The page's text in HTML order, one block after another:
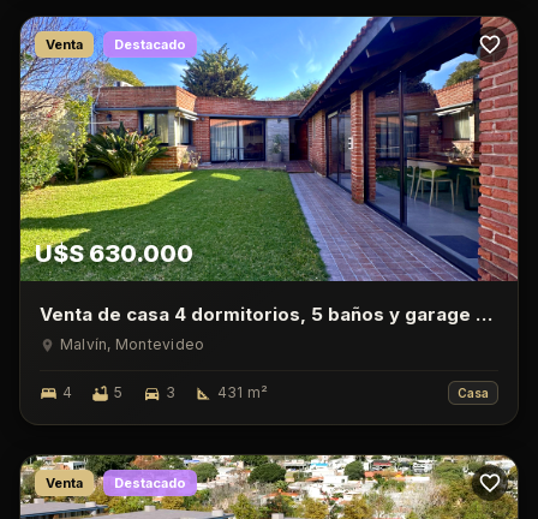
Venta Destacado
U$S 630.000
Venta de casa 4 dormitorios, 5 baños y garage en
Malvin
Malvín, Montevideo
4 5 3 431 m² Casa
Venta Destacado